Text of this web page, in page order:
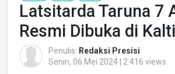
Latsitarda Taruna 7
Resmi Dibuka di
Penulis: Redaksi Presisi
Senin, 06 Mei 2024 | 2.416 views